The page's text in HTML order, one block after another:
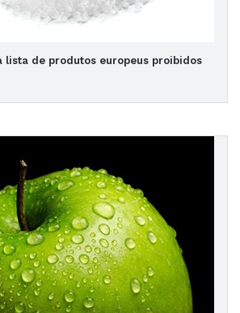
lista de produtos europeus proibidos